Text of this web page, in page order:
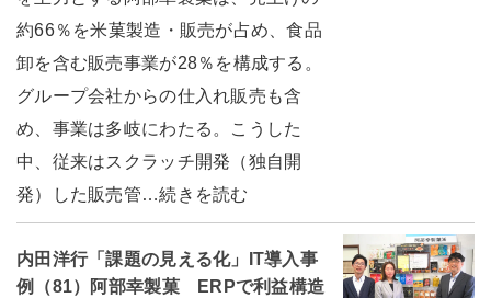
約66％を米菓製造・販売が占め、食品
卸を含む販売事業が28％を構成する。
グループ会社からの仕入れ販売も含
め、事業は多岐にわたる。こうした
中、従来はスクラッチ開発（独自開
発）した販売管…続きを読む
内田洋行「課題の見える化」IT導入事
例（81）阿部幸製菓 ERPで利益構造